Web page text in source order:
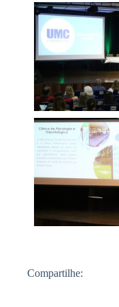
Compartilhe: